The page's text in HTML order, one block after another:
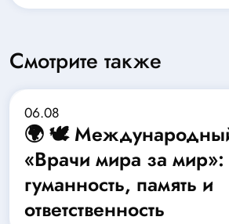
Смотрите также
06.08
🌍 🕊️
«Врачи мира за мир»:
гуманность, память и
ответственность